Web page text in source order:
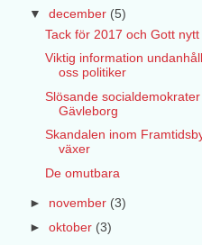
▼ december (5)
Tack för 2017 och Gott
Viktig information
oss politiker
Slösande
Gävleborg
Skandalen inom
växer
De omutbara
► november (3)
► oktober (3)